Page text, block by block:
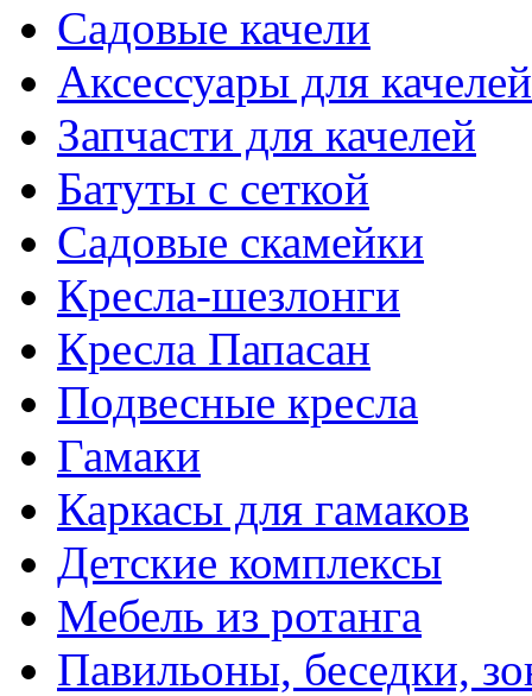
Садовые качели
Аксессуары для качелей
Запчасти для качелей
Батуты с сеткой
Садовые скамейки
Кресла-шезлонги
Кресла Папасан
Подвесные кресла
Гамаки
Каркасы для гамаков
Детские комплексы
Мебель из ротанга
Павильоны, беседки,